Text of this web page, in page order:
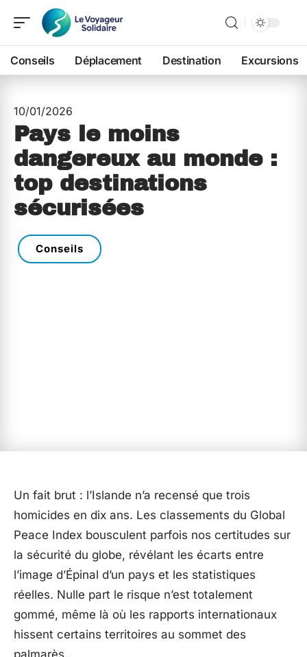
Conseils Déplacement Destination Excursions
10/01/2026
Pays le moins
dangereux au monde :
top destinations
sécurisées
Conseils
Un fait brut : l’Islande n’a recensé que trois
homicides en dix ans. Les classements du Global
Peace Index bousculent parfois nos certitudes sur
la sécurité du globe, révélant les écarts entre
l’image d’Épinal d’un pays et les statistiques
réelles. Nulle part le risque n’est totalement
gommé, même là où les rapports internationaux
hissent certains territoires au sommet des
palmarès.